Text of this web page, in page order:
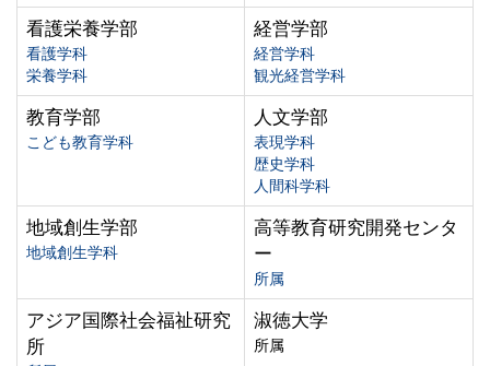
看護栄養学部
看護学科
栄養学科
経営学部
経営学科
観光経営学科
教育学部
こども教育学科
人文学部
表現学科
歴史学科
人間科学科
地域創生学部
地域創生学科
高等教育研究開発センタ
ー
所属
アジア国際社会福祉研究
所
淑徳大学
所属